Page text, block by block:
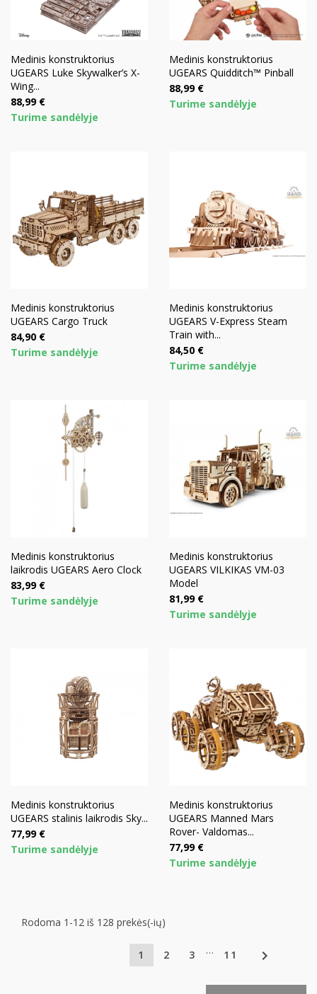
Medinis konstruktorius
UGEARS Luke Skywalker’s X-
Wing...
Kaina
88,99 €
Turime sandėlyje
Medinis konstruktorius
UGEARS Quidditch™ Pinball
Kaina
88,99 €
Turime sandėlyje
Medinis konstruktorius
UGEARS Cargo Truck
Kaina
84,90 €
Turime sandėlyje
Medinis konstruktorius
UGEARS V-Express Steam
Train with...
Kaina
84,50 €
Turime sandėlyje
Medinis konstruktorius
laikrodis UGEARS Aero Clock
Kaina
83,99 €
Turime sandėlyje
Medinis konstruktorius
UGEARS VILKIKAS VM-03
Model
Kaina
81,99 €
Turime sandėlyje
Medinis konstruktorius
UGEARS stalinis laikrodis Sky...
Kaina
77,99 €
Turime sandėlyje
Medinis konstruktorius
UGEARS Manned Mars
Rover- Valdomas...
Kaina
77,99 €
Turime sandėlyje
Rodoma 1-12 iš 128 prekės(-ių)
1 2 3 … 11 